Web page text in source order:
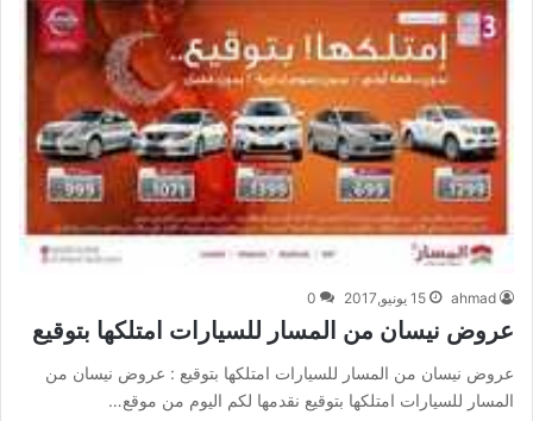
ahmad 15 يونيو,2017 0
عروض نيسان من المسار للسيارات امتلكها بتوقيع
عروض نيسان من المسار للسيارات امتلكها بتوقيع : عروض نيسان من
المسار للسيارات امتلكها بتوقيع نقدمها لكم اليوم من موقع…